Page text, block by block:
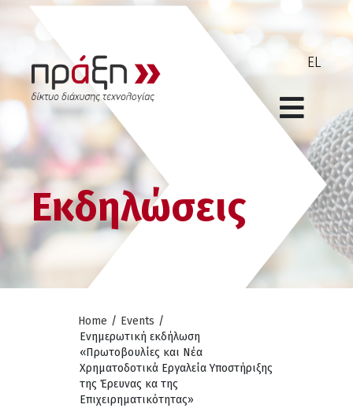
Εκδηλώσεις
Home / Events /
Eνημερωτική εκδήλωση
«Πρωτοβουλίες και Νέα
Χρηματοδοτικά Εργαλεία Υποστήριξης
της Έρευνας κα της
Επιχειρηματικότητας»